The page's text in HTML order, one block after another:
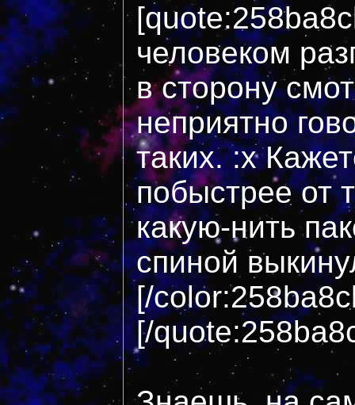
человеком
в сторону
неприятно
таких. :x
побыстрее от
какую-нить
спиной
[/
[/